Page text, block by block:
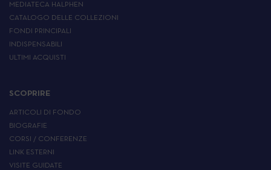
MEDIATECA HALPHEN
CATALOGO DELLE COLLEZIONI
FONDI PRINCIPALI
INDISPENSABILI
ULTIMI ACQUISTI
SCOPRIRE
ARTICOLI DI FONDO
BIOGRAFIE
CORSI / CONFERENZE
LINK ESTERNI
VISITE GUIDATE